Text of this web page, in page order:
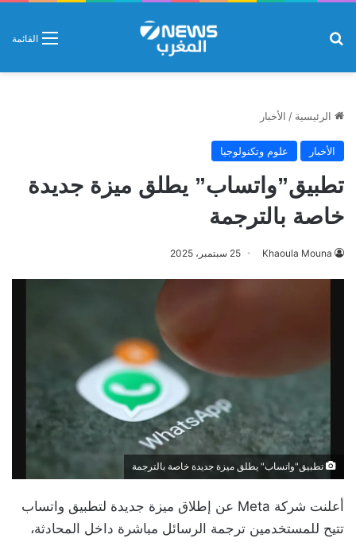
القائمة
الرئيسية / الأخبار
الأخبار علوم وتكنولوجيا
تطبيق”واتساب” يطلق ميزة جديدة
خاصة بالترجمة
Khaoula Mouna 25 سبتمبر، 2025
تطبيق"واتساب" يطلق ميزة جديدة خاصة بالترجمة
أعلنت شركة Meta عن إطلاق ميزة جديدة لتطبيق واتساب
تتيح للمستخدمين ترجمة الرسائل مباشرة داخل المحادثة،